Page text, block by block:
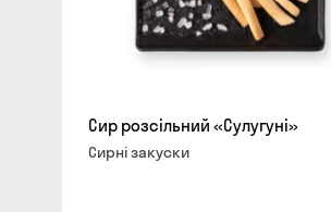
Сир розсільний «Сулугуні»
Сирні закуски